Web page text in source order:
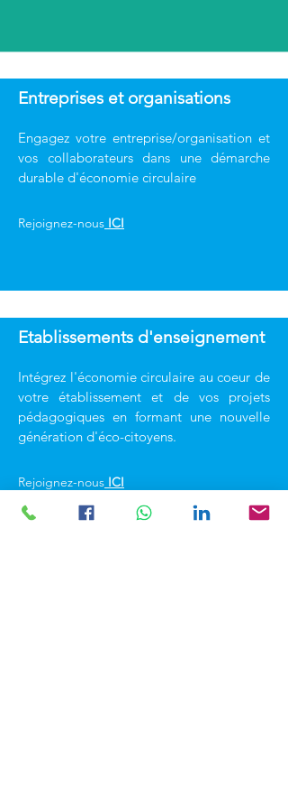
Entreprises et organisations
Engagez votre entreprise/organisation et
vos collaborateurs dans une démarche
durable d'économie circulaire
Rejoignez-nous ICI
Etablissements d'enseignement
Intégrez l'économie circulaire au coeur de
votre établissement et de vos projets
pédagogiques en formant une nouvelle
génération d'éco-citoyens.
Rejoignez-nous ICI